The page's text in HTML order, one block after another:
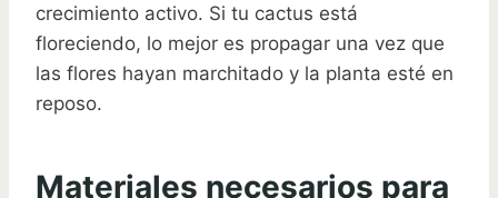
crecimiento activo. Si tu cactus está
floreciendo, lo mejor es propagar una vez que
las flores hayan marchitado y la planta esté en
reposo.
Materiales necesarios para